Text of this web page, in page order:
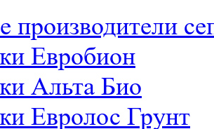
производители
Евробион
Альта Био
Евролос Грунт